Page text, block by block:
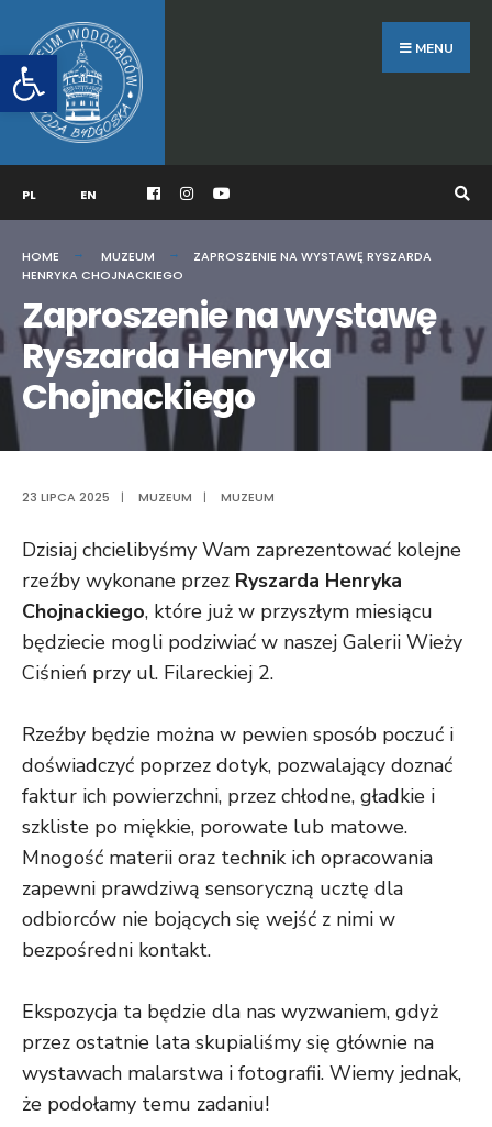
Otwórz pasek narzędzi
to
content
MENU
PL EN
HOME MUZEUM
ZAPROSZENIE NA WYSTAWĘ RYSZARDA
HENRYKA CHOJNACKIEGO
Zaproszenie na wystawę
Ryszarda Henryka
Chojnackiego
23 LIPCA 2025 | MUZEUM | MUZEUM
Dzisiaj chcielibyśmy Wam zaprezentować kolejne
rzeźby wykonane przez Ryszarda Henryka
Chojnackiego, które już w przyszłym miesiącu
będziecie mogli podziwiać w naszej Galerii Wieży
Ciśnień przy ul. Filareckiej 2.
Rzeźby będzie można w pewien sposób poczuć i
doświadczyć poprzez dotyk, pozwalający doznać
faktur ich powierzchni, przez chłodne, gładkie i
szkliste po miękkie, porowate lub matowe.
Mnogość materii oraz technik ich opracowania
zapewni prawdziwą sensoryczną ucztę dla
odbiorców nie bojących się wejść z nimi w
bezpośredni kontakt.
Ekspozycja ta będzie dla nas wyzwaniem, gdyż
przez ostatnie lata skupialiśmy się głównie na
wystawach malarstwa i fotografii. Wiemy jednak,
że podołamy temu zadaniu!
for: